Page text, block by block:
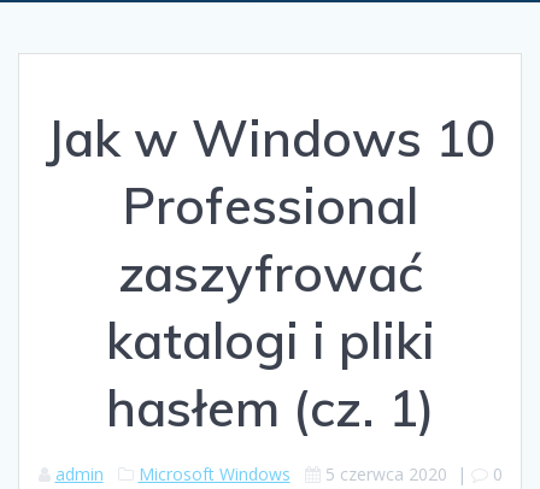
Jak w Windows 10
Professional
zaszyfrować
katalogi i pliki
hasłem (cz. 1)
admin Microsoft Windows 5 czerwca 2020 | 0